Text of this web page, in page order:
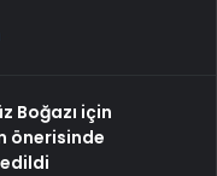
Boğazı için
önerisinde